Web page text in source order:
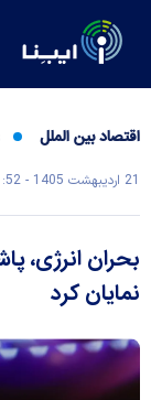
اقتصاد بین الملل
21 ارديبهشت 1405 - 11:52
بحران انرژی،
نمایان کرد